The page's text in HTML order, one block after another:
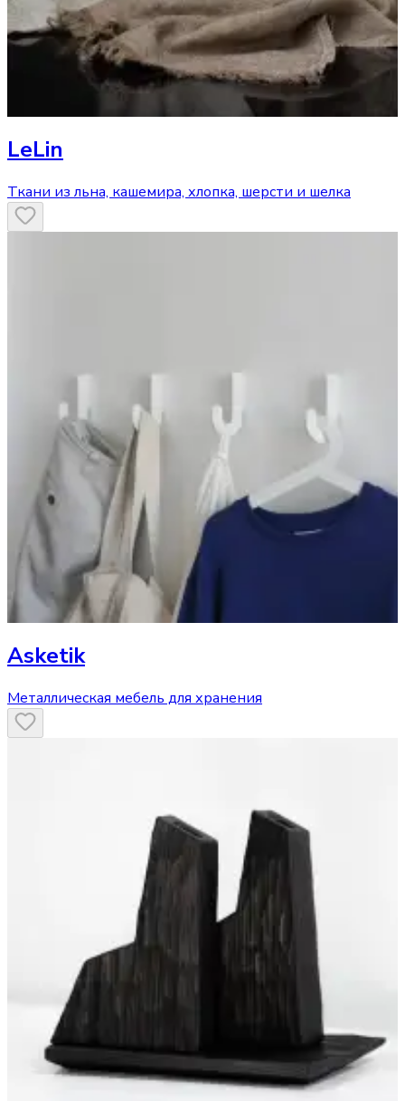
LeLin
Ткани из льна, кашемира, хлопка, шерсти и шелка
Asketik
Металлическая мебель для хранения